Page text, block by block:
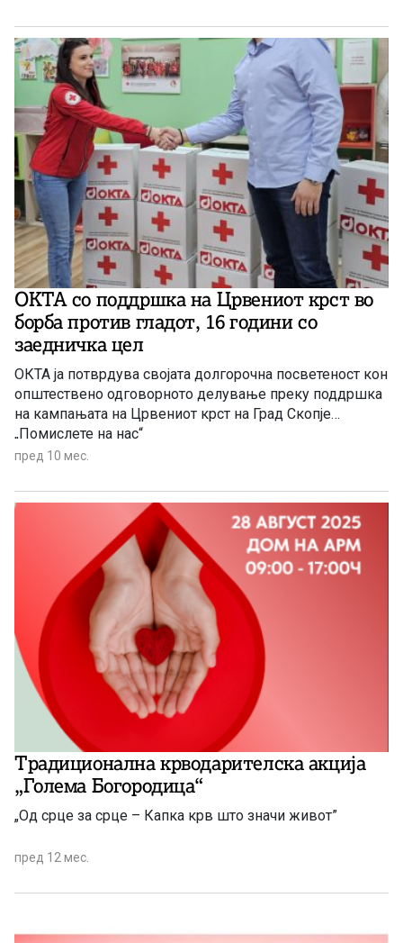
посолидарно општество.
ОКТА со поддршка на Црвениот крст во
борба против гладот, 16 години со
заедничка цел
ОКТА ја потврдува својата долгорочна посветеност кон
општествено одговорното делување преку поддршка
на кампањата на Црвениот крст на Град Скопје
„Помислете на нас“
пред 10 мес.
Традиционална крводарителска акција
„Голема Богородица“
„Од срце за срце – Капка крв што значи живот”
пред 12 мес.